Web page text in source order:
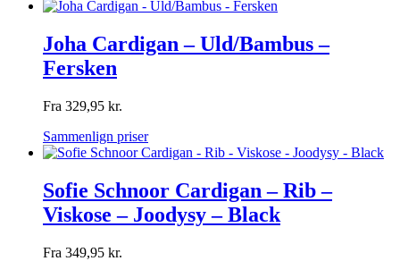
Joha Cardigan – Uld/Bambus –
Fersken
Fra 329,95 kr.
Sammenlign priser
Sofie Schnoor Cardigan – Rib –
Viskose – Joodysy – Black
Fra 349,95 kr.